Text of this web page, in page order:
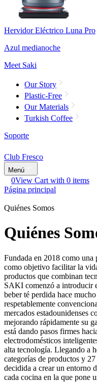
Hervidor Eléctrico Luna Pro
Azul medianoche
Meet Saki
Our Story
Plastic-Free
Our Materials
Turkish Coffee
Soporte
Club Fresco
Menú
0View Cart with 0 items
Página principal
Quiénes Somos
Quiénes
Fundada en 2018 como
como objetivo facilitar la
productos que combinan
SAKI comenzó a introducir
beber té perdida hace
respetablemente
mercados estadounidenses
mejorando rápidamente su
está dando pasos firmes
electrodomésticos
alta tecnología. Llegando a
categorías de productos y
decidida a crear un entorno
cada cocina en la que pone